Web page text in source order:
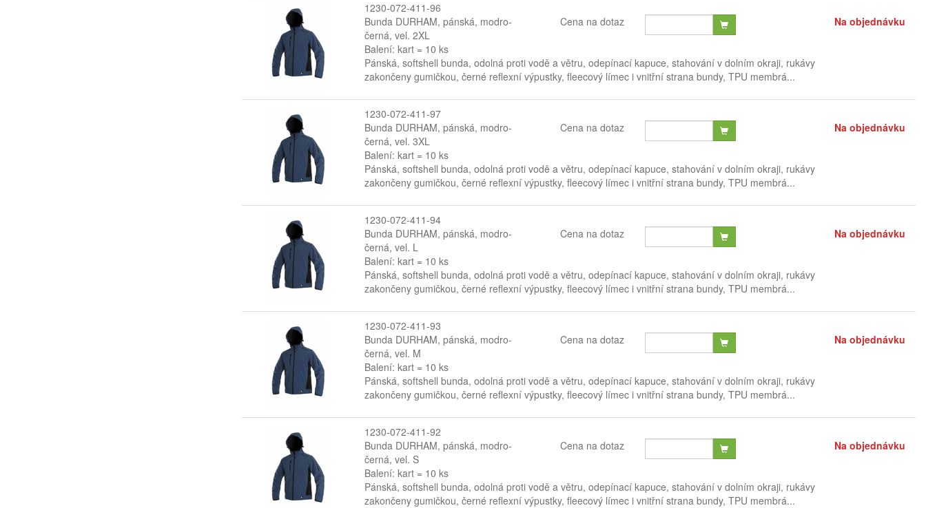
1230-072-411-96
Bunda DURHAM, pánská, modro-
černá, vel. 2XL
Balení: kart = 10 ks
Cena na dotaz Na objednávku
Pánská, softshell bunda, odolná proti vodě a větru, odepínací kapuce, stahování v dolním okraji, rukávy
zakončeny gumičkou, černé reflexní výpustky, fleecový límec i vnitřní strana bundy, TPU membrá...
1230-072-411-97
Bunda DURHAM, pánská, modro-
černá, vel. 3XL
Balení: kart = 10 ks
Cena na dotaz Na objednávku
Pánská, softshell bunda, odolná proti vodě a větru, odepínací kapuce, stahování v dolním okraji, rukávy
zakončeny gumičkou, černé reflexní výpustky, fleecový límec i vnitřní strana bundy, TPU membrá...
1230-072-411-94
Bunda DURHAM, pánská, modro-
černá, vel. L
Balení: kart = 10 ks
Cena na dotaz Na objednávku
Pánská, softshell bunda, odolná proti vodě a větru, odepínací kapuce, stahování v dolním okraji, rukávy
zakončeny gumičkou, černé reflexní výpustky, fleecový límec i vnitřní strana bundy, TPU membrá...
1230-072-411-93
Bunda DURHAM, pánská, modro-
černá, vel. M
Balení: kart = 10 ks
Cena na dotaz Na objednávku
Pánská, softshell bunda, odolná proti vodě a větru, odepínací kapuce, stahování v dolním okraji, rukávy
zakončeny gumičkou, černé reflexní výpustky, fleecový límec i vnitřní strana bundy, TPU membrá...
1230-072-411-92
Bunda DURHAM, pánská, modro-
černá, vel. S
Balení: kart = 10 ks
Cena na dotaz Na objednávku
Pánská, softshell bunda, odolná proti vodě a větru, odepínací kapuce, stahování v dolním okraji, rukávy
zakončeny gumičkou, černé reflexní výpustky, fleecový límec i vnitřní strana bundy, TPU membrá...